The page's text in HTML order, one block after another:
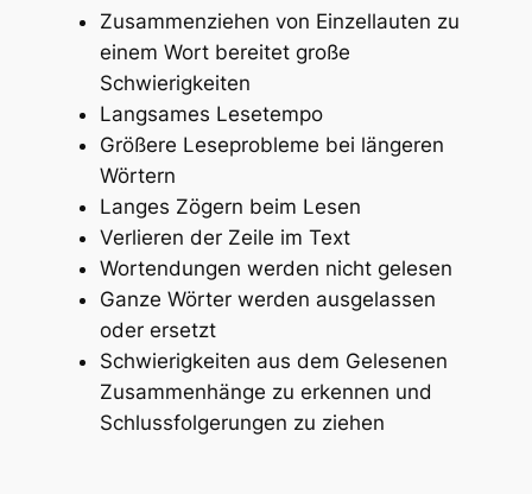
Zusammenziehen von Einzellauten zu
einem Wort bereitet große
Schwierigkeiten
Langsames Lesetempo
Größere Leseprobleme bei längeren
Wörtern
Langes Zögern beim Lesen
Verlieren der Zeile im Text
Wortendungen werden nicht gelesen
Ganze Wörter werden ausgelassen
oder ersetzt
Schwierigkeiten aus dem Gelesenen
Zusammenhänge zu erkennen und
Schlussfolgerungen zu ziehen